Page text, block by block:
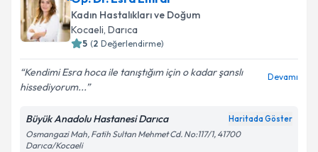
Kadın Hastalıkları ve Doğum
Kocaeli, Darıca
5 (2 Değerlendirme)
Kendimi Esra hoca ile tanıştığım için o kadar şanslı
hissediyorum...
Devamı
Büyük Anadolu Hastanesi Darıca Haritada Göster
Osmangazi Mah, Fatih Sultan Mehmet Cd. No:117/1, 41700
Darıca/Kocaeli